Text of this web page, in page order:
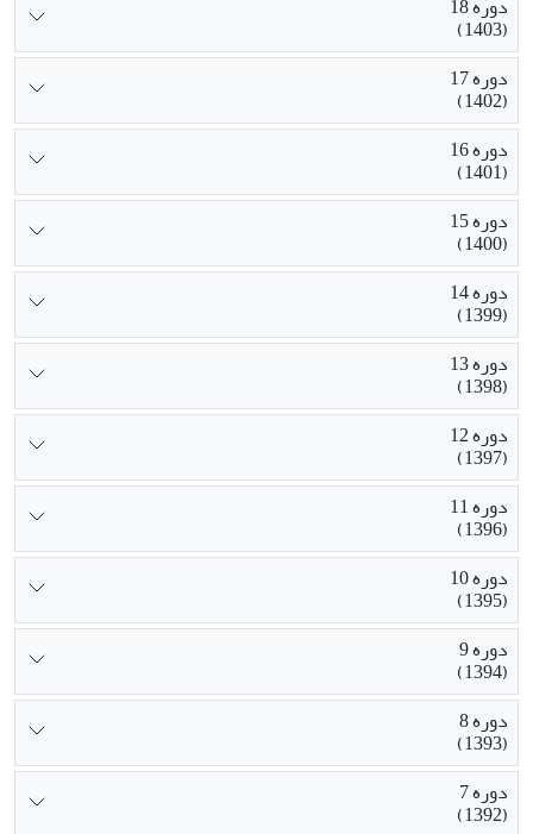
(1403)
دوره 17
(1402)
دوره 16
(1401)
دوره 15
(1400)
دوره 14
(1399)
دوره 13
(1398)
دوره 12
(1397)
دوره 11
(1396)
دوره 10
(1395)
دوره 9
(1394)
دوره 8
(1393)
دوره 7
(1392)